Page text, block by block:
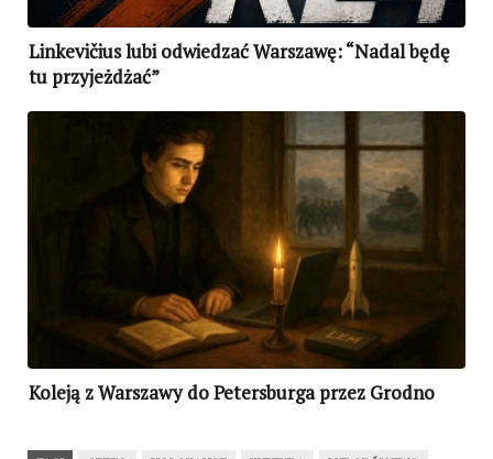
Linkevičius lubi odwiedzać Warszawę: “Nadal będę
tu przyjeżdżać”
Koleją z Warszawy do Petersburga przez Grodno